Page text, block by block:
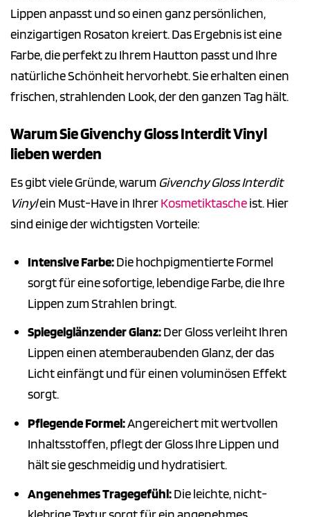
Lippen anpasst und so einen ganz persönlichen,
einzigartigen Rosaton kreiert. Das Ergebnis ist eine
Farbe, die perfekt zu Ihrem Hautton passt und Ihre
natürliche Schönheit hervorhebt. Sie erhalten einen
frischen, strahlenden Look, der den ganzen Tag hält.
Warum Sie Givenchy Gloss Interdit Vinyl
lieben werden
Es gibt viele Gründe, warum Givenchy Gloss Interdit
Vinylein Must-Have in IhrerKosmetiktascheist. Hier
sind einige der wichtigsten Vorteile:
Intensive Farbe:Die hochpigmentierte Formel
sorgt für eine sofortige, lebendige Farbe, die Ihre
Lippen zum Strahlen bringt.
Spiegelglänzender Glanz:Der Gloss verleiht Ihren
Lippen einen atemberaubenden Glanz, der das
Licht einfängt und für einen voluminösen Effekt
sorgt.
Pflegende Formel:Angereichert mit wertvollen
Inhaltsstoffen, pflegt der Gloss Ihre Lippen und
hält sie geschmeidig und hydratisiert.
Angenehmes Tragegefühl:Die leichte, nicht-